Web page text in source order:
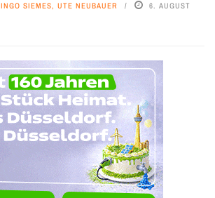
INGO SIEMES, UTE NEUBAUER 6. AUGUST